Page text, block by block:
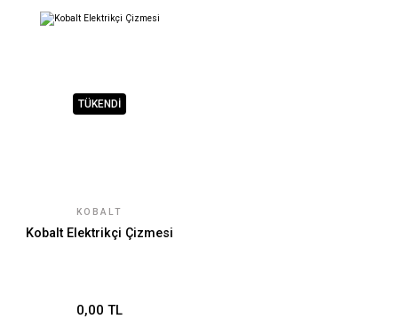
TÜKENDİ
KOBALT
Kobalt Elektrikçi Çizmesi
0,00 TL